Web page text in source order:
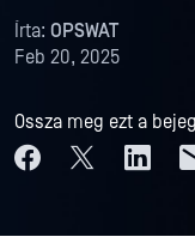
Írta: OPSWAT
Feb 20, 2025
Ossza meg ezt a